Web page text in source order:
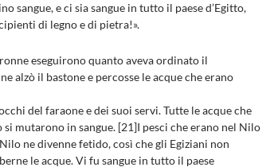
sangue, e ci sia sangue in tutto il paese d’Egitto,
di legno e di pietra!».
eseguirono quanto aveva ordinato il
alzò il bastone e percosse le acque che erano
del faraone e dei suoi servi. Tutte le acque che
mutarono in sangue. [21]I pesci che erano nel Nilo
ne divenne fetido, così che gli Egiziani non
le acque. Vi fu sangue in tutto il paese